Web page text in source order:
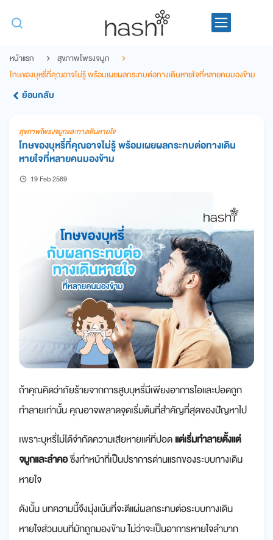
หน้าแรก
สุขภาพโพรงจมูก
โทษของบุหรี่ที่คุณอาจไม่รู้ พร้อมเผยผลกระทบต่อทางเดินหายใจที่หลายคนมองข้าม
ย้อนกลับ
สุขภาพโพรงจมูกและทางเดินหายใจ
โทษของบุหรี่ที่คุณอาจไม่รู้ พร้อมเผยผลกระทบต่อทางเดิน
หายใจที่หลายคนมองข้าม
19 Feb 2569
ถ้าคุณคิดว่าภัยร้ายจากการสูบบุหรี่มีเพียงอาการไอและปอดถูก
ทำลายเท่านั้น คุณอาจพลาดจุดเริ่มต้นที่สำคัญที่สุดของปัญหาไป
เพราะบุหรี่ไม่ได้จำกัดความเสียหายแค่ที่ปอดแต่เริ่มทำลายตั้งแต่
จมูกและลำคอซึ่งทำหน้าที่เป็นปราการด่านแรกของระบบทางเดิน
หายใจ
ดังนั้น บทความนี้จึงมุ่งเน้นที่จะตีแผ่ผลกระทบต่อระบบทางเดิน
หายใจส่วนบนที่มักถูกมองข้าม ไม่ว่าจะเป็นอาการหายใจลำบาก